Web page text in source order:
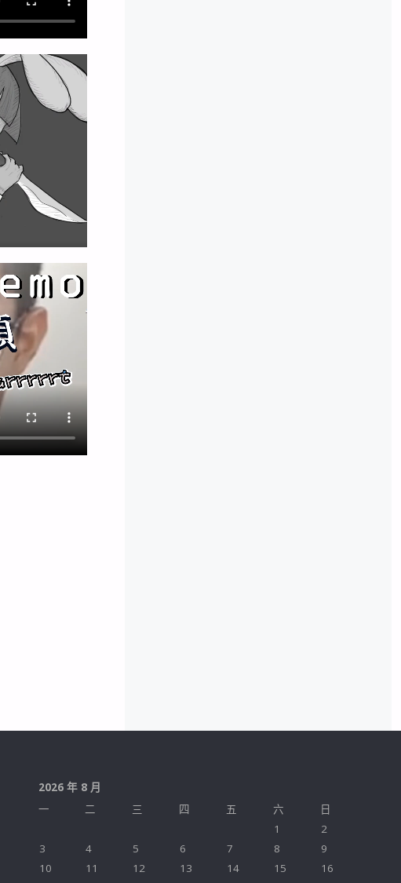
2026 年 8 月
一
二 三 四 五 六
日
1
2
3
4 5 6 7 8
9
10
11 12 13 14 15
16